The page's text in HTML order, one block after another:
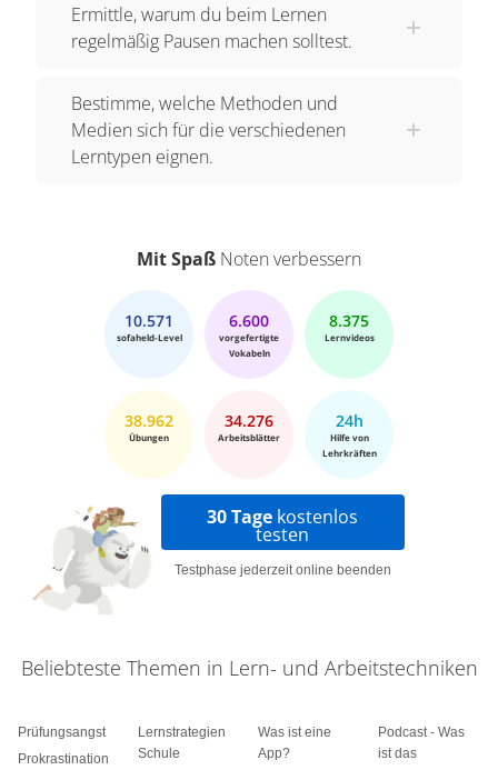
Ermittle, warum du beim Lernen
regelmäßig Pausen machen solltest.
Bestimme, welche Methoden und
Medien sich für die verschiedenen
Lerntypen eignen.
Mit Spaß Noten verbessern
10.571
sofaheld-Level
6.600
vorgefertigte
Vokabeln
8.375
Lernvideos
38.962
Übungen
34.276
Arbeitsblätter
24h
Hilfe von
Lehrkräften
30 Tage kostenlos
testen
Testphase jederzeit online beenden
Beliebteste Themen in Lern- und Arbeitstechniken
Prüfungsangst
Prokrastination
Lernstrategien
Schule
Was ist eine
App?
Podcast - Was
ist das